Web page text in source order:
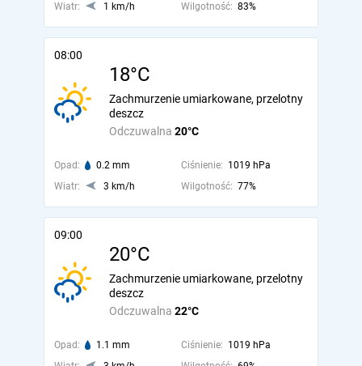
Wiatr:
1 km/h Wilgotność: 83%
08:00
18°C
Odczuwalna 20°C
Zachmurzenie umiarkowane, przelotny
deszcz
Opad: 0.2 mm Ciśnienie: 1019 hPa
Wiatr:
3 km/h Wilgotność: 77%
09:00
20°C
Odczuwalna 22°C
Zachmurzenie umiarkowane, przelotny
deszcz
Opad: 1.1 mm Ciśnienie: 1019 hPa